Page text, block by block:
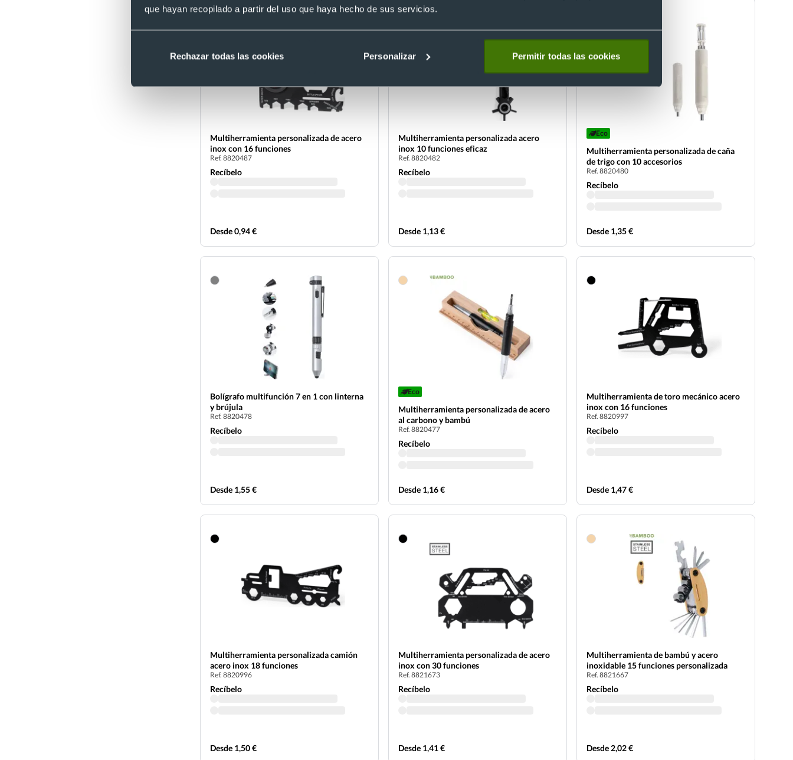
que hayan recopilado a partir del uso que haya hecho de sus servicios.
Rechazar todas las cookies Personalizar Permitir todas las cookies
Multiherramienta personalizada de acero
inox con 16 funciones
Ref. 8820487
Recíbelo
Desde 0,94 €
Multiherramienta personalizada acero
inox 10 funciones eficaz
Ref. 8820482
Recíbelo
Desde 1,13 €
Eco
Multiherramienta personalizada de caña
de trigo con 10 accesorios
Ref. 8820480
Recíbelo
Desde 1,35 €
Bolígrafo multifunción 7 en 1 con linterna
y brújula
Ref. 8820478
Recíbelo
Desde 1,55 €
Eco
Multiherramienta personalizada de acero
al carbono y bambú
Ref. 8820477
Recíbelo
Desde 1,16 €
Multiherramienta de toro mecánico acero
inox con 16 funciones
Ref. 8820997
Recíbelo
Desde 1,47 €
Multiherramienta personalizada camión
acero inox 18 funciones
Ref. 8820996
Recíbelo
Desde 1,50 €
Multiherramienta personalizada de acero
inox con 30 funciones
Ref. 8821673
Recíbelo
Desde 1,41 €
Multiherramienta de bambú y acero
inoxidable 15 funciones personalizada
Ref. 8821667
Recíbelo
Desde 2,02 €